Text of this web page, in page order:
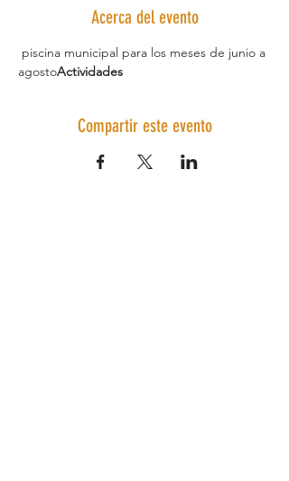
Acerca del evento
agostoActividades
Compartir este evento